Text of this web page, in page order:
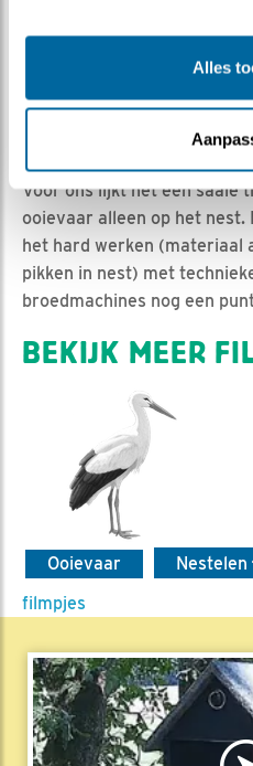
Alles
Noodzakelijk
Bewaar dit
Voor ons lijkt het een saaie
ooievaar alleen op het
het hard werken (materiaal
pikken in nest) met
broedmachines nog een
BEKIJK MEER
Ooievaar Nestelen
filmpjes